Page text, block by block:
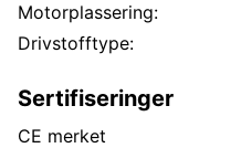
Motorplassering:
Drivstofftype:
Sertifiseringer
CE merket